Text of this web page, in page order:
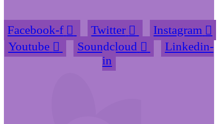
Facebook-f Twitter
Instagram
Youtube
Soundcloud
Linkedin-
in